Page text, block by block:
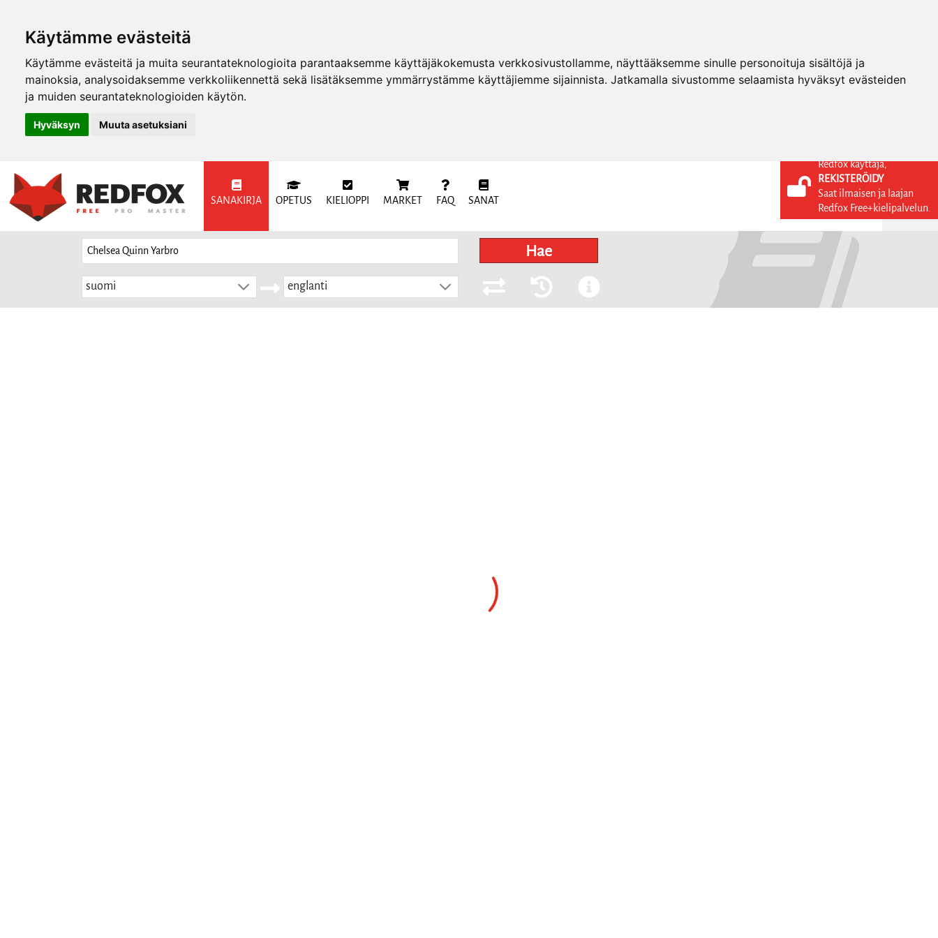
Käytämme evästeitä
Käytämme evästeitä ja muita seurantateknologioita parantaaksemme käyttäjäkokemusta verkkosivustollamme, näyttääksemme sinulle personoituja sisältöjä ja
mainoksia, analysoidaksemme verkkoliikennettä sekä lisätäksemme ymmärrystämme käyttäjiemme sijainnista. Jatkamalla sivustomme selaamista hyväksyt evästeiden
ja muiden seurantateknologioiden käytön.
Hyväksyn Muuta asetuksiani
SANAKIRJA OPETUS KIELIOPPI MARKET FAQ SANAT
KIRJAUDU SISÄÄN
REKISTERÖIDY
Hae
suomi englanti
Redfox käyttäjä,
REKISTERÖIDY
Saat ilmaisen ja laajan
Redfox Free+kielipalvelun.